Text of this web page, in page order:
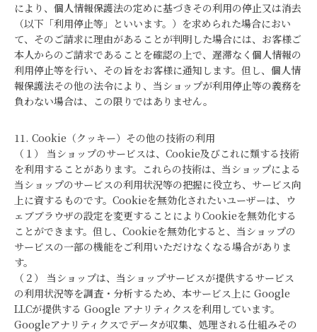
により、個人情報保護法の定めに基づきその利用の停止又は消去
（以下「利用停止等」といいます。）を求められた場合におい
て、そのご請求に理由があることが判明した場合には、お客様ご
本人からのご請求であることを確認の上で、遅滞なく個人情報の
利用停止等を行い、その旨をお客様に通知します。但し、個人情
報保護法その他の法令により、当ショップが利用停止等の義務を
負わない場合は、この限りではありません。
11. Cookie（クッキー）その他の技術の利用
（１） 当ショップのサービスは、Cookie及びこれに類する技術
を利用することがあります。これらの技術は、当ショップによる
当ショップのサービスの利用状況等の把握に役立ち、サービス向
上に資するものです。Cookieを無効化されたいユーザーは、ウ
ェブブラウザの設定を変更することによりCookieを無効化する
ことができます。但し、Cookieを無効化すると、当ショップの
サービスの一部の機能をご利用いただけなくなる場合がありま
す。
（２） 当ショップは、当ショップサービスが提供するサービス
の利用状況等を調査・分析するため、本サービス上に Google
LLCが提供する Google アナリティクスを利用しています。
Googleアナリティクスでデータが収集、処理される仕組みその